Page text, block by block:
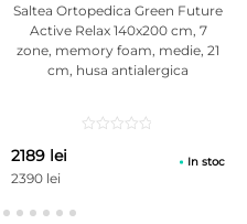
Saltea Ortopedica Green Future
Active Relax 140x200 cm, 7
zone, memory foam, medie, 21
cm, husa antialergica
2189 lei
2390 lei
In stoc